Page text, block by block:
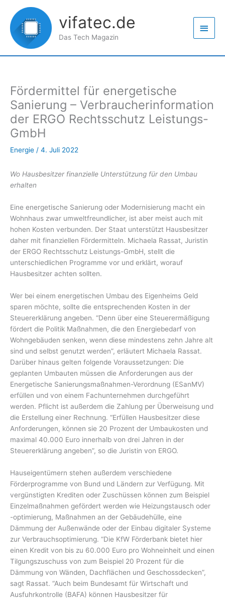
Inhalt
springen
vifatec.de
Das Tech Magazin
Fördermittel für energetische
Sanierung – Verbraucherinformation
der ERGO Rechtsschutz Leistungs-
GmbH
Energie / 4. Juli 2022
Wo Hausbesitzer finanzielle Unterstützung für den Umbau
erhalten
Eine energetische Sanierung oder Modernisierung macht ein
Wohnhaus zwar umweltfreundlicher, ist aber meist auch mit
hohen Kosten verbunden. Der Staat unterstützt Hausbesitzer
daher mit finanziellen Fördermitteln. Michaela Rassat, Juristin
der ERGO Rechtsschutz Leistungs-GmbH, stellt die
unterschiedlichen Programme vor und erklärt, worauf
Hausbesitzer achten sollten.
Wer bei einem energetischen Umbau des Eigenheims Geld
sparen möchte, sollte die entsprechenden Kosten in der
Steuererklärung angeben. “Denn über eine Steuerermäßigung
fördert die Politik Maßnahmen, die den Energiebedarf von
Wohngebäuden senken, wenn diese mindestens zehn Jahre alt
sind und selbst genutzt werden”, erläutert Michaela Rassat.
Darüber hinaus gelten folgende Voraussetzungen: Die
geplanten Umbauten müssen die Anforderungen aus der
Energetische Sanierungsmaßnahmen-Verordnung (ESanMV)
erfüllen und von einem Fachunternehmen durchgeführt
werden. Pflicht ist außerdem die Zahlung per Überweisung und
die Erstellung einer Rechnung. “Erfüllen Hausbesitzer diese
Anforderungen, können sie 20 Prozent der Umbaukosten und
maximal 40.000 Euro innerhalb von drei Jahren in der
Steuererklärung angeben”, so die Juristin von ERGO.
Hauseigentümern stehen außerdem verschiedene
Förderprogramme von Bund und Ländern zur Verfügung. Mit
vergünstigten Krediten oder Zuschüssen können zum Beispiel
Einzelmaßnahmen gefördert werden wie Heizungstausch oder
-optimierung, Maßnahmen an der Gebäudehülle, eine
Dämmung der Außenwände oder der Einbau digitaler Systeme
zur Verbrauchsoptimierung. “Die KfW Förderbank bietet hier
einen Kredit von bis zu 60.000 Euro pro Wohneinheit und einen
Tilgungszuschuss von zum Beispiel 20 Prozent für die
Dämmung von Wänden, Dachflächen und Geschossdecken”,
sagt Rassat. “Auch beim Bundesamt für Wirtschaft und
Ausfuhrkontrolle (BAFA) können Hausbesitzer für